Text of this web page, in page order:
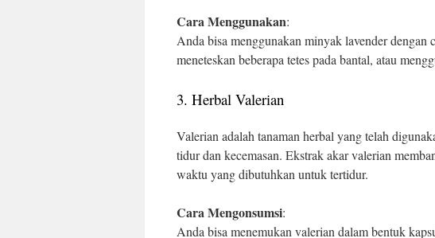
Cara Menggunakan:
Anda bisa menggunakan minyak lavender dengan
meneteskan beberapa tetes pada bantal, atau
3. Herbal Valerian
Valerian adalah tanaman herbal yang telah
tidur dan kecemasan. Ekstrak akar valerian
waktu yang dibutuhkan untuk tertidur.
Cara Mengonsumsi:
Anda bisa menemukan valerian dalam bentuk